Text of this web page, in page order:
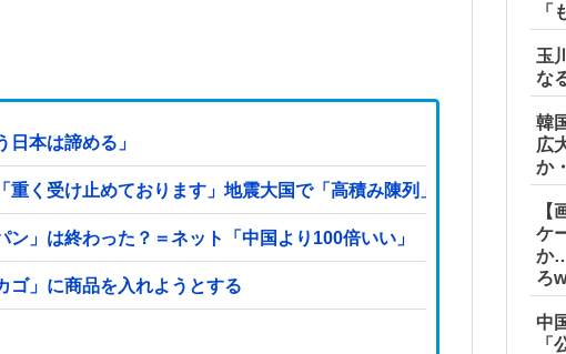
本は諦める」
く受け止めております」地震大国で「高積み陳列」が心配...IKEA
」は終わった？＝ネット「中国より100倍いい」
ゴ」に商品を入れようとする
「
玉
な
韓
広
か
【
ケ
か
ろ
中
「